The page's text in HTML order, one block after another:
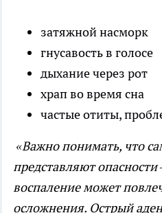
затяжной насморк
гнусавость в голосе
дыхание через рот
храп во время сна
частые отиты,
«Важно понимать, что
представляют опасности
воспаление может
осложнения. Острый